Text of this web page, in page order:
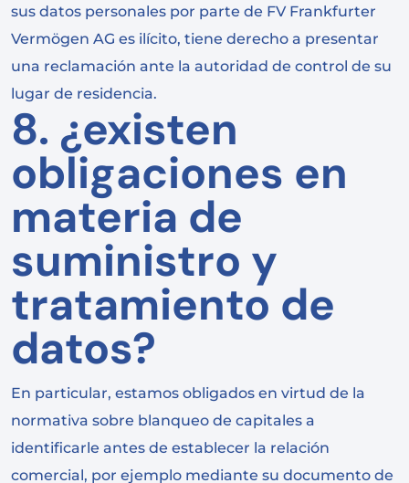
sus datos personales por parte de FV Frankfurter
Vermögen AG es ilícito, tiene derecho a presentar
una reclamación ante la autoridad de control de su
lugar de residencia.
8. ¿existen
obligaciones en
materia de
suministro y
tratamiento de
datos?
En particular, estamos obligados en virtud de la
normativa sobre blanqueo de capitales a
identificarle antes de establecer la relación
comercial, por ejemplo mediante su documento de